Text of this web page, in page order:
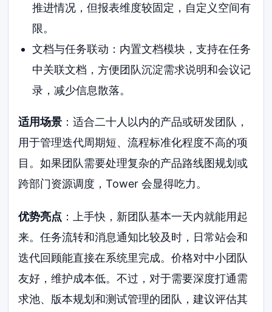
推进情况，但报表维度较固定，自定义空间有
限。
文档与任务联动：内置文档模块，支持在任务
中关联文档，方便团队沉淀需求说明和会议记
录，减少信息散落。
适用场景 ：适合二十人以内的产品或研发团队，
用于管理迭代周期短、流程标准化程度不高的项
目。如果团队需要处理复杂的产品路线图规划或
跨部门资源调度，Tower 会显得吃力。
优势亮点 ：上手快，新团队基本一天内就能用起
来。任务流转和消息通知比较及时，日常站会和
迭代回顾能直接在系统里完成。价格对中小团队
友好，维护成本低。不过，对于需要深度打通需
求池、版本规划和测试管理的团队，建议评估其